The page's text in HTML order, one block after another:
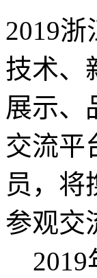
2019
技术、
展示、
交流平
员，将